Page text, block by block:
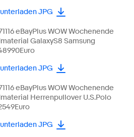
JPG
eBayPlus WOW Wochenende
GalaxyS8 Samsung
JPG
eBayPlus WOW Wochenende
Herrenpullover U.S.Polo
JPG